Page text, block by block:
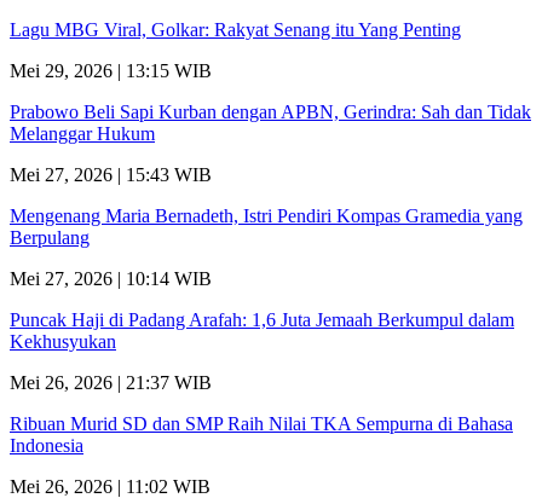
Lagu MBG Viral, Golkar: Rakyat Senang itu Yang Penting
Mei 29, 2026 | 13:15 WIB
Prabowo Beli Sapi Kurban dengan APBN, Gerindra: Sah dan Tidak
Melanggar Hukum
Mei 27, 2026 | 15:43 WIB
Mengenang Maria Bernadeth, Istri Pendiri Kompas Gramedia yang
Berpulang
Mei 27, 2026 | 10:14 WIB
Puncak Haji di Padang Arafah: 1,6 Juta Jemaah Berkumpul dalam
Kekhusyukan
Mei 26, 2026 | 21:37 WIB
Ribuan Murid SD dan SMP Raih Nilai TKA Sempurna di Bahasa
Indonesia
Mei 26, 2026 | 11:02 WIB